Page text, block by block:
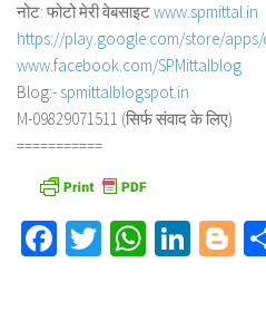
नोट: फोटो मेरी वेबसाइटwww.spmittal.in
https://play.google.com/store/
www.facebook.com/SPMittalblog
Blog:- spmittalblogspot.in
M-09829071511 (सिर्फ संवाद के लिए)
===========
Facebook
Twitter